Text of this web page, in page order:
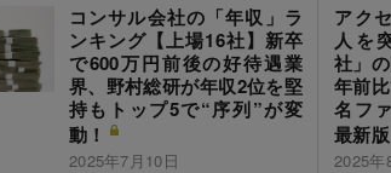
コンサル会社の「年収」ラ
ンキング【上場16社】新卒
で600万円前後の好待遇業
界、野村総研が年収2位を堅
持もトップ5で“序列”が変
動！
2025年7月10日
アク
人を
社」
年前
名フ
最新版
2025年